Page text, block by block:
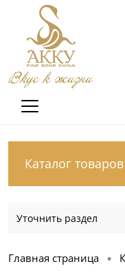
Вкус к жизни
Каталог товаров
Уточнить раздел
Главная страница •